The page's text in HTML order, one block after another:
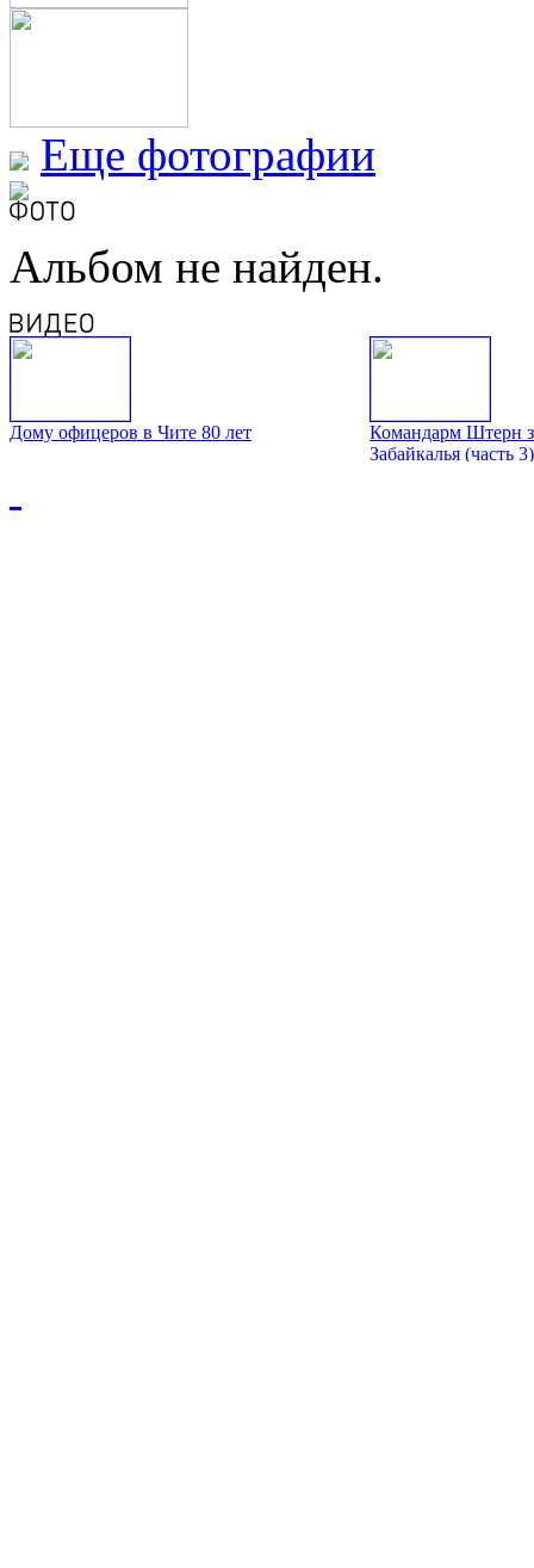
Еще фотографии
Альбом не найден.
Дому офицеров в Чите 80 лет
Командарм Штерн
Забайкалья (часть 3)